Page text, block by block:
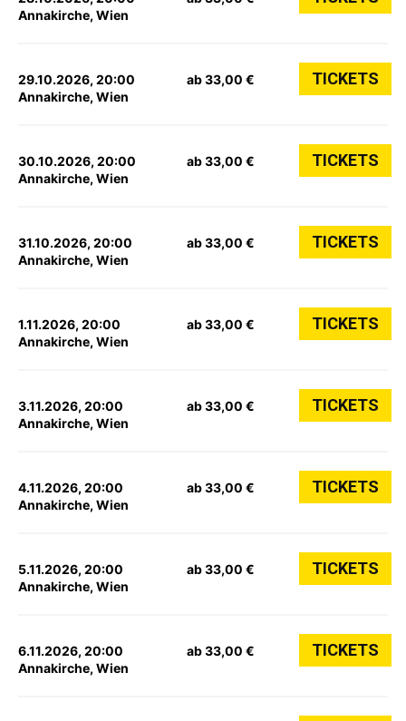
Annakirche, Wien
29.10.2026, 20:00
Annakirche, Wien
ab 33,00 € TICKETS
30.10.2026, 20:00
Annakirche, Wien
ab 33,00 € TICKETS
31.10.2026, 20:00
Annakirche, Wien
ab 33,00 € TICKETS
1.11.2026, 20:00
Annakirche, Wien
ab 33,00 € TICKETS
3.11.2026, 20:00
Annakirche, Wien
ab 33,00 € TICKETS
4.11.2026, 20:00
Annakirche, Wien
ab 33,00 € TICKETS
5.11.2026, 20:00
Annakirche, Wien
ab 33,00 € TICKETS
6.11.2026, 20:00
Annakirche, Wien
ab 33,00 € TICKETS